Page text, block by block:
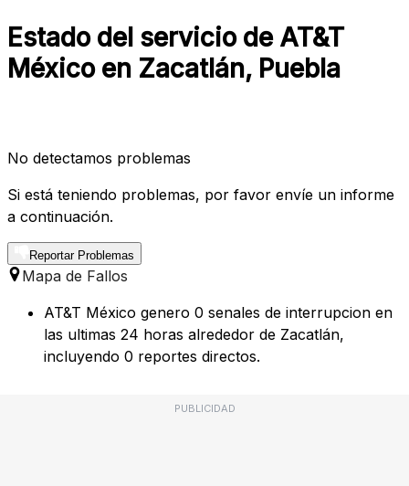
Estado del servicio de AT&T
México en Zacatlán, Puebla
No detectamos problemas
Si está teniendo problemas, por favor envíe un informe
a continuación.
Reportar Problemas
Mapa de Fallos
AT&T México genero 0 senales de interrupcion en
las ultimas 24 horas alrededor de Zacatlán,
incluyendo 0 reportes directos.
PUBLICIDAD